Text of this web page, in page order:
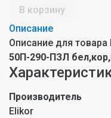
В корзину
Описание
Описание для товара
50П-290-ПЗЛ
Производитель
Elikor